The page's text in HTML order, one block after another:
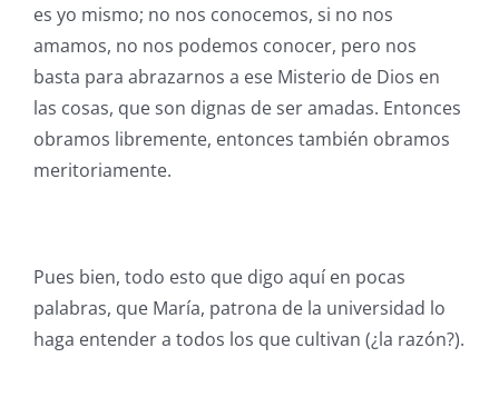
es yo mismo; no nos conocemos, si no nos
amamos, no nos podemos conocer, pero nos
basta para abrazarnos a ese Misterio de Dios en
las cosas, que son dignas de ser amadas. Entonces
obramos libremente, entonces también obramos
meritoriamente.
Pues bien, todo esto que digo aquí en pocas
palabras, que María, patrona de la universidad lo
haga entender a todos los que cultivan (¿la razón?).